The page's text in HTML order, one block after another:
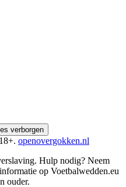
verborgen
openovergokken.nl
Hulp nodig? Neem
op Voetbalwedden.eu
ouder.